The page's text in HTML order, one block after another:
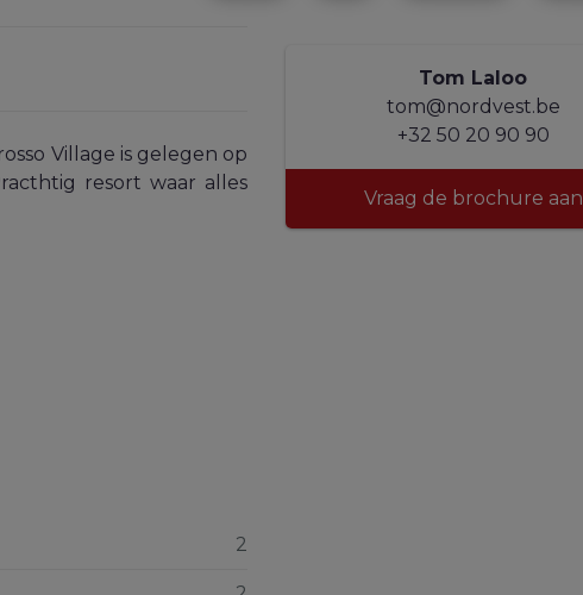
Village is gelegen op
resort waar alles
2
Tom Laloo
tom@nordvest.be
+32 50 20 90 90
Vraag de brochure aan